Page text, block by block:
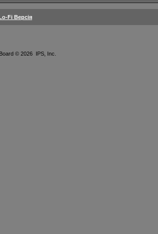
Fi Версія
© 2026 IPS, Inc